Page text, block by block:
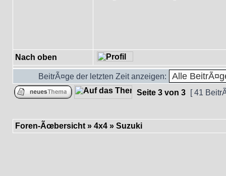
Nach oben
BeitrÃ¤ge der letzten Zeit anzeigen:
Seite 3 von 3 [ 41
Foren-Ãœbersicht » 4x4 » Suzuki